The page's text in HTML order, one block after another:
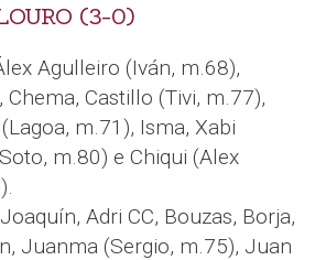
(3-0)
Agulleiro (Iván, m.68),
Chema, Castillo (Tivi, m.77),
m.71), Isma, Xabi
m.80) e Chiqui (Alex
Adri CC, Bouzas, Borja,
Juanma (Sergio, m.75), Juan